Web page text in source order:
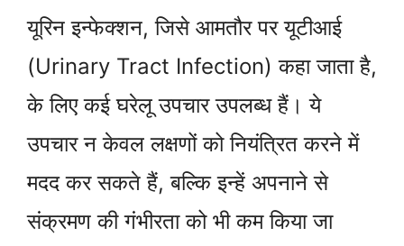
यूरिन इन्फेक्शन, जिसे आमतौर पर यूटीआई
(Urinary Tract Infection) कहा जाता है,
के लिए कई घरेलू उपचार उपलब्ध हैं। ये
उपचार न केवल लक्षणों को नियंत्रित करने में
मदद कर सकते हैं, बल्कि इन्हें अपनाने से
संक्रमण की गंभीरता को भी कम किया जा